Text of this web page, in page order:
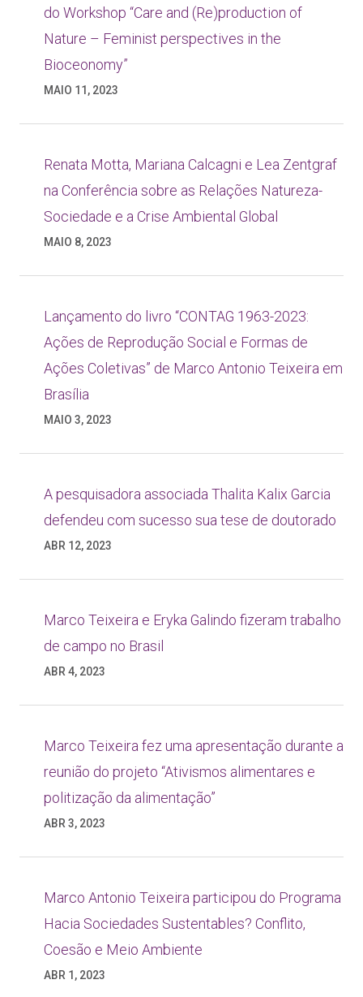
do Workshop “Care and (Re)production of
Nature – Feminist perspectives in the
Bioceonomy”
MAIO 11, 2023
Renata Motta, Mariana Calcagni e Lea Zentgraf
na Conferência sobre as Relações Natureza-
Sociedade e a Crise Ambiental Global
MAIO 8, 2023
Lançamento do livro “CONTAG 1963-2023:
Ações de Reprodução Social e Formas de
Ações Coletivas” de Marco Antonio Teixeira em
Brasília
MAIO 3, 2023
A pesquisadora associada Thalita Kalix Garcia
defendeu com sucesso sua tese de doutorado
ABR 12, 2023
Marco Teixeira e Eryka Galindo fizeram trabalho
de campo no Brasil
ABR 4, 2023
Marco Teixeira fez uma apresentação durante a
reunião do projeto “Ativismos alimentares e
politização da alimentação”
ABR 3, 2023
Marco Antonio Teixeira participou do Programa
Hacia Sociedades Sustentables? Conflito,
Coesão e Meio Ambiente
ABR 1, 2023